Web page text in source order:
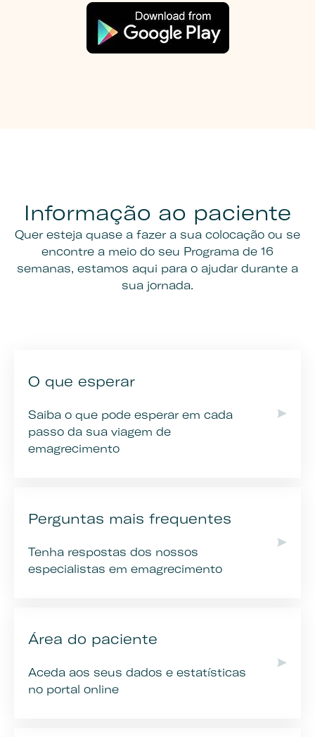
Informação ao paciente
Quer esteja quase a fazer a sua colocação ou se
encontre a meio do seu Programa de 16
semanas, estamos aqui para o ajudar durante a
sua jornada.
O que esperar
Saiba o que pode esperar em cada
passo da sua viagem de
emagrecimento
Perguntas mais frequentes
Tenha respostas dos nossos
especialistas em emagrecimento
Área do paciente
Aceda aos seus dados e estatísticas
no portal online